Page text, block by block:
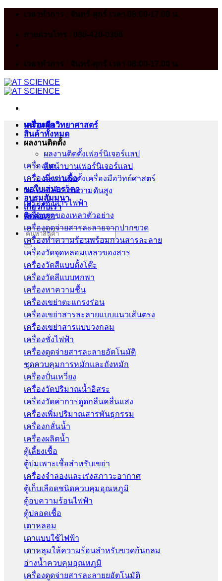
Skip
เวลาทำการ : จันทร์-ศุกร์ เวลา 08:00-17.00 น.
สายด่วนโทร : 086-420-0366
เวลาทำการ : จันทร์-ศุกร์ เวลา 08:00-17.00 น.
หน้าหลัก
สินค้าทั้งหมด
ผลงานติดตั้ง
ผลงานติดตั้งเฟอร์นิเจอร์เเลป
สีหน้าบานเฟอร์นิเจอร์เเลป
ผลงานติดตั้งเครื่องมือวิทย์ศาสตร์
ขอใบเสนอราคา
อบรมสัมมนา
เกี่ยวกับเรา
ติดต่อเรา
Search
for:
เครื่องมือวิทยาศาสตร์
เครื่องบด
เครื่องนึ่งฆ่าเชื้อ
เครื่องนึ่งไอน้ำความดันสูง
เครื่องชั่งสารไฟฟ้า
เครื่องดูดของเหลวตัวอย่าง
เครื่องดูดจ่ายสารละลายจากปากขวด
เครื่องทำความร้อนพร้อมกวนสารละลาย
เครื่องวัดจุดหลอมเหลวของสาร
เครื่องวัดสีแบบตั้งโต๊ะ
เครื่องวัดสีแบบพกพา
เครื่องหาความชื้น
เครื่องเขย่าตะแกรงร่อน
เครื่องเขย่าสารละลายแบบแนวเส้นตรง
เครื่องเขย่าสารแบบวงกลม
เครื่องชั่งไฟฟ้า
เครื่องดูดจ่ายสารละลายอัตโนมัติ
ชุดควบคุมการหมักและถังหมัก
เครื่องปั่นเหวี่ยง
เครื่องวัดปริมาณน้ำอิสระ
เครื่องวัดค่าการดูดกลืนคลื่นแสง
เครื่องเพิ่มปริมาณสารพันธุกรรม
เครื่องกลั่นน้ำ
เครื่องผลิตน้ำ
ตู้เลี้ยงเชื้อ
ตู้บ่มเพาะเชื้อสำหรับเขย่า
เครื่องจำลองและเร่งสภาวะอากาศ
ตู้เก็บเลือดชนิดควบคุมอุณหภูมิ
ตู้อบความร้อนไฟฟ้า
ตู้ปลอดเชื้อ
เตาหลอม
เตาแบบใช้ไฟฟ้า
เตาหลุมให้ความร้อนสำหรับขวดก้นกลม
อ่างน้ำควบคุมอุณหภูมิ
เครื่องดูดจ่ายสารละลายยอัตโนมัติ